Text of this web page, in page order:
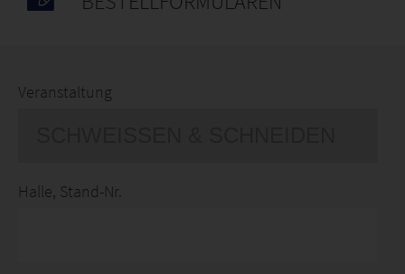
Veranstaltung
Halle, Stand-Nr.